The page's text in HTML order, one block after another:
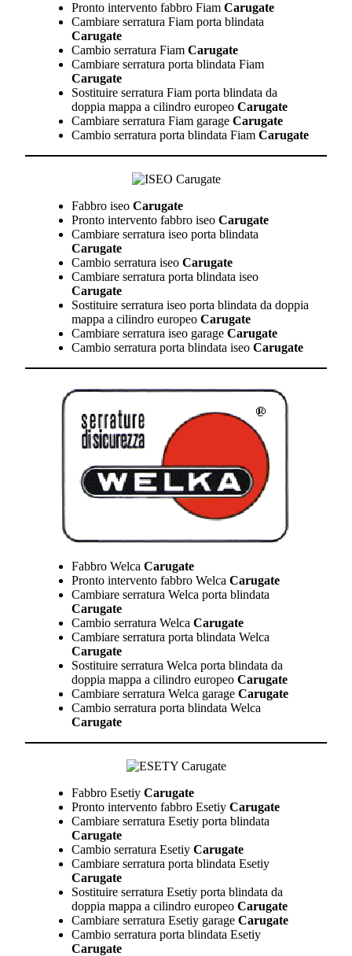
Pronto intervento fabbro Fiam Carugate
Cambiare serratura Fiam porta blindata
Carugate
Cambio serratura Fiam Carugate
Cambiare serratura porta blindata Fiam
Carugate
Sostituire serratura Fiam porta blindata da
doppia mappa a cilindro europeo Carugate
Cambiare serratura Fiam garage Carugate
Cambio serratura porta blindata Fiam Carugate
Fabbro iseo Carugate
Pronto intervento fabbro iseo Carugate
Cambiare serratura iseo porta blindata
Carugate
Cambio serratura iseo Carugate
Cambiare serratura porta blindata iseo
Carugate
Sostituire serratura iseo porta blindata da doppia
mappa a cilindro europeo Carugate
Cambiare serratura iseo garage Carugate
Cambio serratura porta blindata iseo Carugate
Fabbro Welca Carugate
Pronto intervento fabbro Welca Carugate
Cambiare serratura Welca porta blindata
Carugate
Cambio serratura Welca Carugate
Cambiare serratura porta blindata Welca
Carugate
Sostituire serratura Welca porta blindata da
doppia mappa a cilindro europeo Carugate
Cambiare serratura Welca garage Carugate
Cambio serratura porta blindata Welca
Carugate
Fabbro Esetiy Carugate
Pronto intervento fabbro Esetiy Carugate
Cambiare serratura Esetiy porta blindata
Carugate
Cambio serratura Esetiy Carugate
Cambiare serratura porta blindata Esetiy
Carugate
Sostituire serratura Esetiy porta blindata da
doppia mappa a cilindro europeo Carugate
Cambiare serratura Esetiy garage Carugate
Cambio serratura porta blindata Esetiy
Carugate